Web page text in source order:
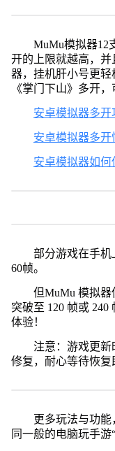
MuMu模拟器12
开的上限就越高，
器，挂机肝小号更
《掌门下山》多开，
安卓模拟器多开
安卓模拟器多
安卓模拟器如
部分游戏在手机
60帧。
但MuMu 模拟
突破至 120 帧或
体验！
注意：游戏更新
修复，耐心等待恢复
更多玩法与功
同一般的电脑玩手游